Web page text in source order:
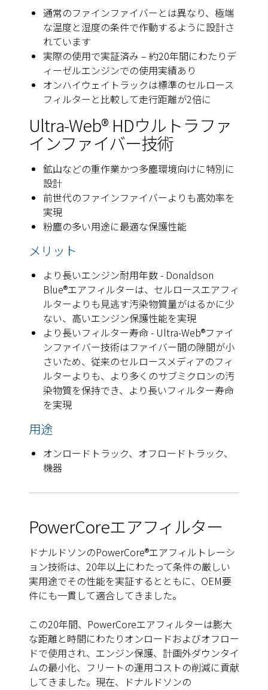
通常のファインファイバーとは異なり、極端
な温度と湿度の条件で作動するように設計さ
れています
実際の使用で実証済み – 約20年間にわたりデ
ィーゼルエンジンでの使用実績あり
オンハイウェイトラックは標準のセルロース
フィルターと比較して走行距離が2倍に
Ultra-Web® HDウルトラファ
インファイバー技術
鉱山などの重作業かつ多塵環境向けに特別に
設計
前世代のファインファイバーよりも高効率を
実現
粉塵の多い用途に最適な保護性能
メリット
より長いエンジン耐用年数 - Donaldson
Blue®エアフィルターは、セルロースエアフィ
ルターよりも見逃す汚染物質量がはるかに少
ない、高いエンジン保護性能を実現
より長いフィルター寿命 - Ultra-Web®ファイ
ンファイバー技術はファイバー間の隙間が小
さいため、従来のセルロースメディアのフィ
ルターよりも、より多くのサブミクロンの汚
染物質を保持でき、より長いフィルター寿命
を実現
用途
オンロードトラック、オフロードトラック、
機器
PowerCoreエアフィルター
ドナルドソンのPowerCore®エアフィルトレーシ
ョン技術は、20年以上にわたって条件の厳しい
実用途でその性能を実証するとともに、OEM要
件にも一貫して適合してきました。
この20年間、PowerCoreエアフィルターは膨大
な距離と時間にわたりオンロードおよびオフロー
ドで使用され、エンジン保護、計画外ダウンタイ
ムの最小化、フリートの運用コストの削減に貢献
してきました。現在、ドナルドソンの